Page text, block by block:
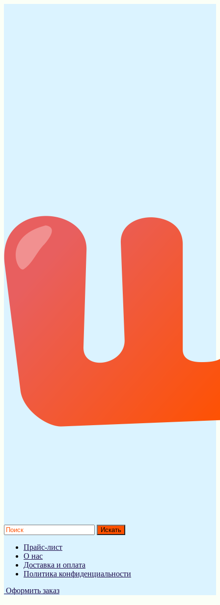
Прайс-лист
О нас
Доставка и оплата
Политика конфиденциальности
Оформить заказ